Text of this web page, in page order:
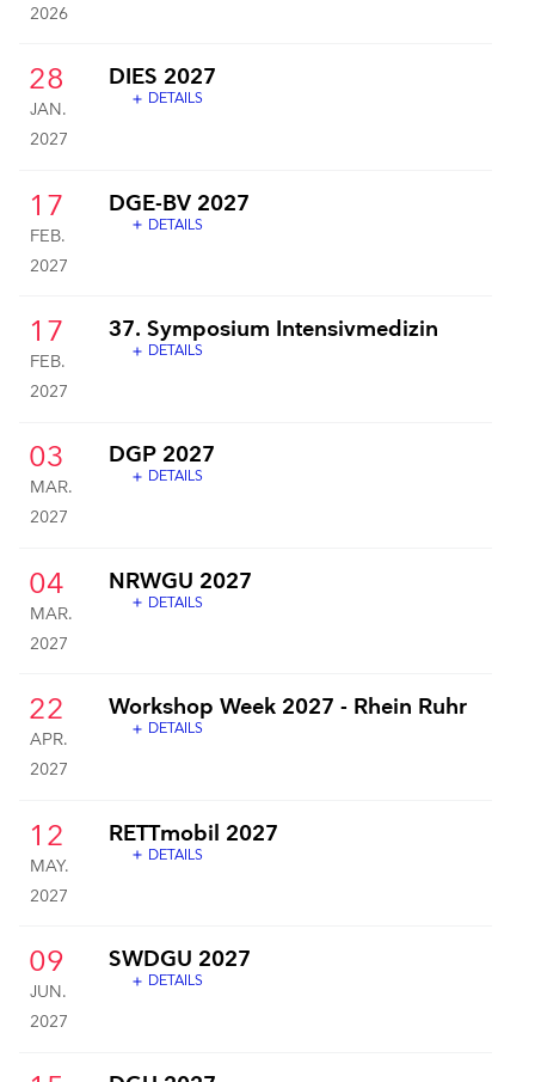
2026
28
JAN.
2027
DIES 2027
add DETAILS
17
FEB.
2027
DGE-BV 2027
add DETAILS
17
FEB.
2027
37. Symposium Intensivmedizin
add DETAILS
03
MAR.
2027
DGP 2027
add DETAILS
04
MAR.
2027
NRWGU 2027
add DETAILS
22
APR.
2027
Workshop Week 2027 - Rhein Ruhr
add DETAILS
12
MAY.
2027
RETTmobil 2027
add DETAILS
09
JUN.
2027
SWDGU 2027
add DETAILS